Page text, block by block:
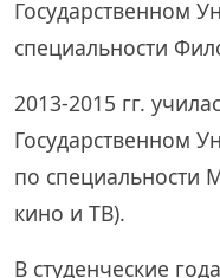
Государственном
специальности
2013-2015 гг.
Государственном
по специальности
кино и ТВ).
В студенческие